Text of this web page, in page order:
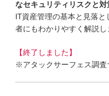
なセキュリティリスクと対
IT資産管理の基本と見落
者にもわかりやすく解説し
【終了しました】
※アタックサーフェス調査